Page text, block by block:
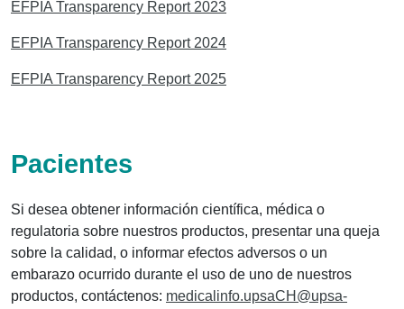
EFPIA Transparency Report 2023
EFPIA Transparency Report 2024
EFPIA Transparency Report 2025
Pacientes
Si desea obtener información científica, médica o
regulatoria sobre nuestros productos, presentar una queja
sobre la calidad, o informar efectos adversos o un
embarazo ocurrido durante el uso de uno de nuestros
productos, contáctenos: medicalinfo.upsaCH@upsa-